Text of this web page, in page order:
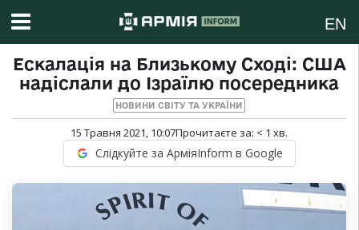
EN
Ескалація на Близькому Сході: США
надіслали до Ізраїлю посередника
НОВИНИ СВІТУ ТА УКРАЇНИ
15 Травня 2021, 10:07Прочитаєте за: < 1 хв.
Слідкуйте за АрміяInform в Google